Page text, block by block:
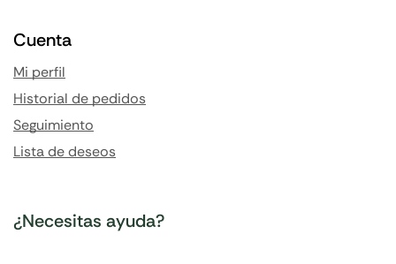
Cuenta
Mi perfil
Historial de pedidos
Seguimiento
Lista de deseos
¿Necesitas ayuda?